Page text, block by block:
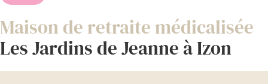
Maison de retraite médicalisée
Les Jardins de Jeanne à Izon